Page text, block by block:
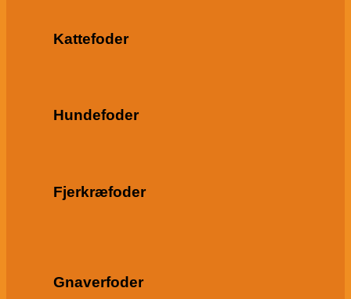
Kattefoder
Hundefoder
Fjerkræfoder
Gnaverfoder